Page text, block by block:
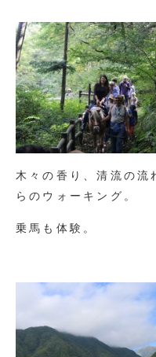
木々の香り、清流の流
らのウォーキング。
乗馬も体験。